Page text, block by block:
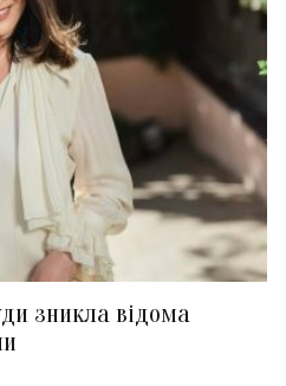
зникла відома